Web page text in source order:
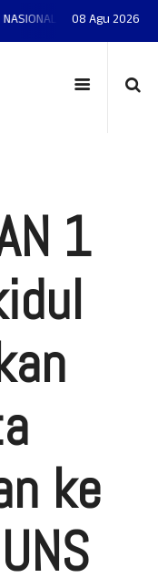
- TERAMPIL - ADAPTIF
08 Agu 2026
1
ke